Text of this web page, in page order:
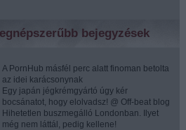
bejegyzések
A PornHub másfél perc alatt finoman betolta
az idei karácsonynak
Egy japán jégkrémgyártó úgy kér
bocsánatot, hogy elolvadsz! @ Off-beat blog
Hihetetlen buszmegálló Londonban. Ilyet
még nem láttál, pedig kellene!